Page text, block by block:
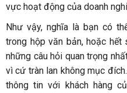
vực hoạt động của doanh
Như vậy, nghĩa là bạn có
trong hộp văn bản, hoặc
những câu hỏi quan trọng
vì cứ tràn lan không mục
thông tin với khách hàng